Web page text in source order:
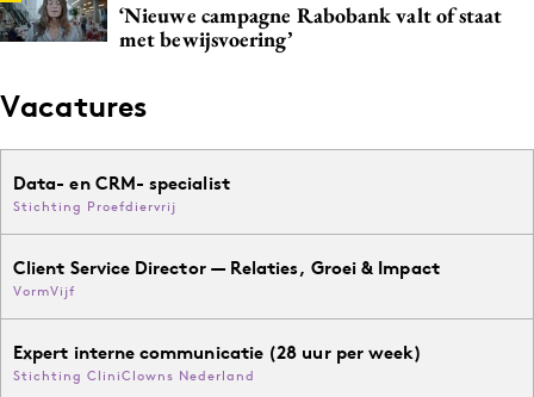
‘Nieuwe campagne Rabobank valt of staat
met bewijsvoering’
Vacatures
Data- en CRM- specialist
Stichting Proefdiervrij
Client Service Director — Relaties, Groei & Impact
VormVijf
Expert interne communicatie (28 uur per week)
Stichting CliniClowns Nederland